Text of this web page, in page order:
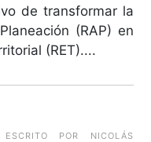
de transformar la
(RAP) en
(RET)....
POR
NICOLÁS